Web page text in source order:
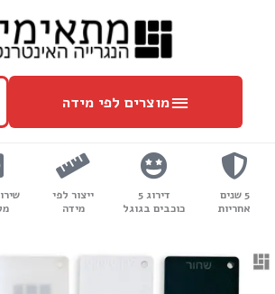
מוצרים
לפי
מידה
מוצרים לפי מידה
5 שנים
אחריות
דירוג 5
כוכבים בגוגל
ייצור לפי
מידה